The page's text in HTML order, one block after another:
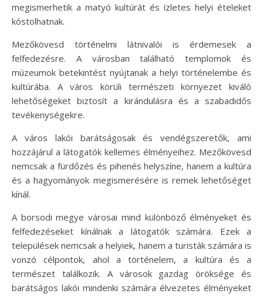
megismerhetik a matyó kultúrát és ízletes helyi ételeket
kóstolhatnak.
Mezőkövesd történelmi látnivalói is érdemesek a
felfedezésre. A városban található templomok és
múzeumok betekintést nyújtanak a helyi történelembe és
kultúrába. A város körüli természeti környezet kiváló
lehetőségeket biztosít a kirándulásra és a szabadidős
tevékenységekre.
A város lakói barátságosak és vendégszeretők, ami
hozzájárul a látogatók kellemes élményeihez. Mezőkövesd
nemcsak a fürdőzés és pihenés helyszíne, hanem a kultúra
és a hagyományok megismerésére is remek lehetőséget
kínál.
A borsodi megye városai mind különböző élményeket és
felfedezéseket kínálnak a látogatók számára. Ezek a
települések nemcsak a helyiek, hanem a turisták számára is
vonzó célpontok, ahol a történelem, a kultúra és a
természet találkozik. A városok gazdag öröksége és
barátságos lakói mindenki számára élvezetes élményeket